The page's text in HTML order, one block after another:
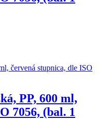
PP, 600 ml,
7056, (bal. 1